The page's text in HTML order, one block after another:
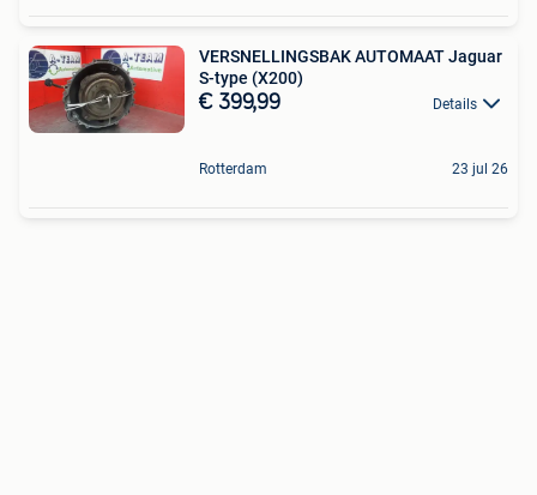
VERSNELLINGSBAK AUTOMAAT Jaguar
S-type (X200)
€ 399,99 Details
Rotterdam 23 jul 26